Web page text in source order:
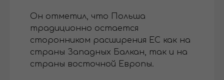
Он отметил, что Польша
традиционно остается
сторонником расширения ЕС как на
страны Западных Балкан, так и на
страны восточной Европы.